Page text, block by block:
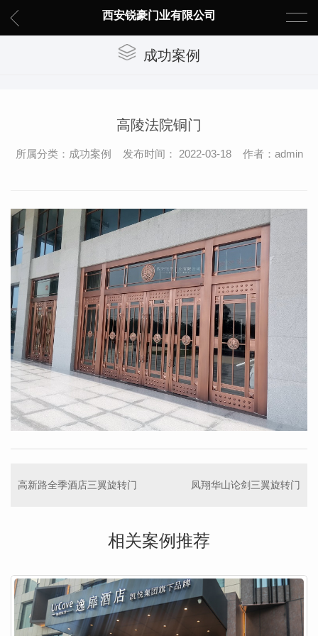
西安锐豪门业有限公司
成功案例
高陵法院铜门
所属分类：成功案例 发布时间： 2022-03-18 作者：admin
高新路全季酒店三翼旋转门 凤翔华山论剑三翼旋转门
相关案例推荐